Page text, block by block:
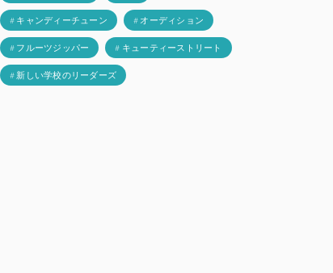
# キャンディーチューン # オーディション
# フルーツジッパー # キューティーストリート
# 新しい学校のリーダーズ